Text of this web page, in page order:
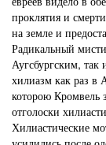
проклятия и
на земле и
Радикальный
Аугсбургским, так
хилиазм как раз в
которою Кромвель
отголоски
Хилиастические